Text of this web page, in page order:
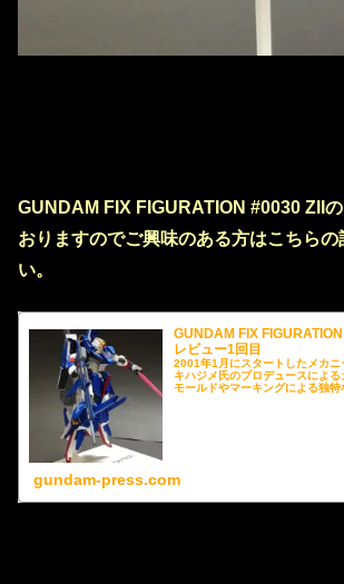
GUNDAM FIX FIGURATION #0030 ZII
おりますのでご興味のある方はこちらの
い。
GUNDAM FIX
レビュー1回目
2001年1月にスタートしたメカニ
キハジメ氏のプロデュースによ
モールドやマーキングによる独
gundam-press.com